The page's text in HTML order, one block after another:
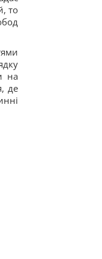
то
на
де